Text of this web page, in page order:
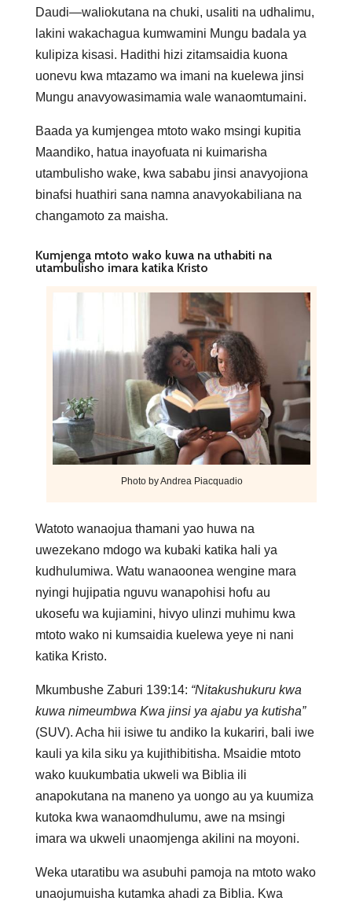
Daudi—waliokutana na chuki, usaliti na udhalimu,
lakini wakachagua kumwamini Mungu badala ya
kulipiza kisasi. Hadithi hizi zitamsaidia kuona
uonevu kwa mtazamo wa imani na kuelewa jinsi
Mungu anavyowasimamia wale wanaomtumaini.
Baada ya kumjengea mtoto wako msingi kupitia
Maandiko, hatua inayofuata ni kuimarisha
utambulisho wake, kwa sababu jinsi anavyojiona
binafsi huathiri sana namna anavyokabiliana na
changamoto za maisha.
Kumjenga mtoto wako kuwa na uthabiti na
utambulisho imara katika Kristo
Photo by Andrea Piacquadio
Watoto wanaojua thamani yao huwa na
uwezekano mdogo wa kubaki katika hali ya
kudhulumiwa. Watu wanaoonea wengine mara
nyingi hujipatia nguvu wanapohisi hofu au
ukosefu wa kujiamini, hivyo ulinzi muhimu kwa
mtoto wako ni kumsaidia kuelewa yeye ni nani
katika Kristo.
Mkumbushe Zaburi 139:14: “Nitakushukuru kwa
kuwa nimeumbwa Kwa jinsi ya ajabu ya kutisha”
(SUV). Acha hii isiwe tu andiko la kukariri, bali iwe
kauli ya kila siku ya kujithibitisha. Msaidie mtoto
wako kuukumbatia ukweli wa Biblia ili
anapokutana na maneno ya uongo au ya kuumiza
kutoka kwa wanaomdhulumu, awe na msingi
imara wa ukweli unaomjenga akilini na moyoni.
Weka utaratibu wa asubuhi pamoja na mtoto wako
unaojumuisha kutamka ahadi za Biblia. Kwa